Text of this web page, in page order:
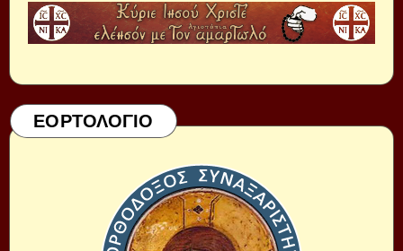
ΕΟΡΤΟΛΟΓΙΟ